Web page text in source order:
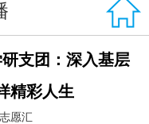
研支团：深入基层
精彩人生
愿汇